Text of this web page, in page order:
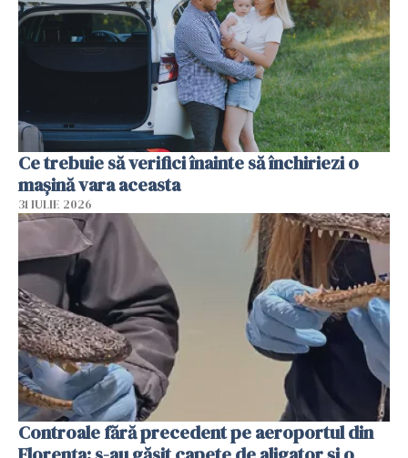
Ce trebuie să verifici înainte să închiriezi o
mașină vara aceasta
31 IULIE 2026
Controale fără precedent pe aeroportul din